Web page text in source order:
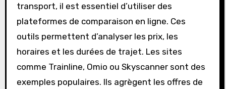
transport, il est essentiel d’utiliser des
plateformes de comparaison en ligne. Ces
outils permettent d’analyser les prix, les
horaires et les durées de trajet. Les sites
comme Trainline, Omio ou Skyscanner sont des
exemples populaires. Ils agrègent les offres de